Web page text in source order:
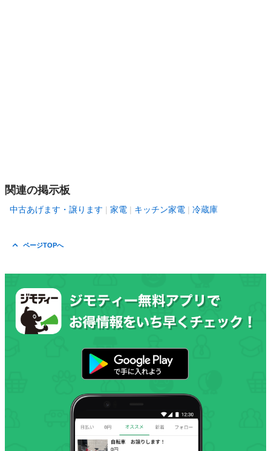
関連の掲示板
中古あげます・譲ります 家電 キッチン家電 冷蔵庫
ページTOPへ